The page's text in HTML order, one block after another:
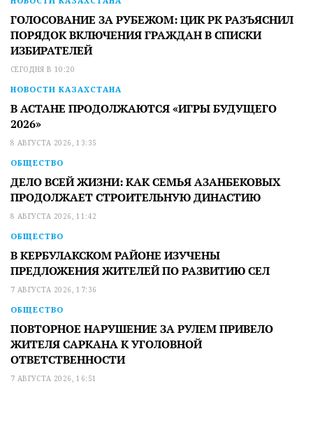
ГОЛОСОВАНИЕ ЗА РУБЕЖОМ: ЦИК РК РАЗЪЯСНИЛ
ПОРЯДОК ВКЛЮЧЕНИЯ ГРАЖДАН В СПИСКИ
ИЗБИРАТЕЛЕЙ
СЕГОДНЯ В 10:20
НОВОСТИ КАЗАХСТАНА
В АСТАНЕ ПРОДОЛЖАЮТСЯ «ИГРЫ БУДУЩЕГО
2026»
8 АВГУСТА 2026, 13:35
ОБЩЕСТВО
ДЕЛО ВСЕЙ ЖИЗНИ: КАК СЕМЬЯ АЗАНБЕКОВЫХ
ПРОДОЛЖАЕТ СТРОИТЕЛЬНУЮ ДИНАСТИЮ
8 АВГУСТА 2026, 11:42
ОБЩЕСТВО
В КЕРБУЛАКСКОМ РАЙОНЕ ИЗУЧЕНЫ
ПРЕДЛОЖЕНИЯ ЖИТЕЛЕЙ ПО РАЗВИТИЮ СЕЛ
7 АВГУСТА 2026, 17:36
ОБЩЕСТВО
ПОВТОРНОЕ НАРУШЕНИЕ ЗА РУЛЕМ ПРИВЕЛО
ЖИТЕЛЯ САРКАНА К УГОЛОВНОЙ
ОТВЕТСТВЕННОСТИ
7 АВГУСТА 2026, 16:51